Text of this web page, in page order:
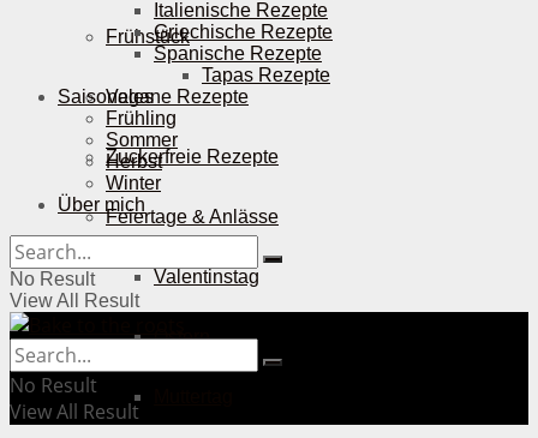
Frühstück
Vegane Rezepte
Zuckerfreie Rezepte
Feiertage & Anlässe
Valentinstag
Ostern
Italienische Rezepte
Griechische Rezepte
Spanische Rezepte
Tapas Rezepte
Saisonales
Frühling
Sommer
Herbst
Winter
Über mich
No Result
View All Result
No Result
View All Result